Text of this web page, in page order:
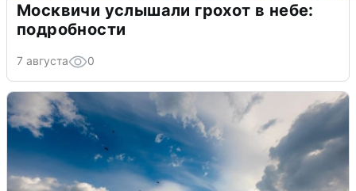
Москвичи услышали грохот в небе:
подробности
7 августа 0